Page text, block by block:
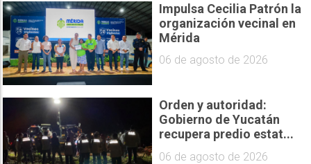
Impulsa Cecilia Patrón la
organización vecinal en
Mérida
06 de agosto de 2026
Orden y autoridad:
Gobierno de Yucatán
recupera predio estat...
06 de agosto de 2026